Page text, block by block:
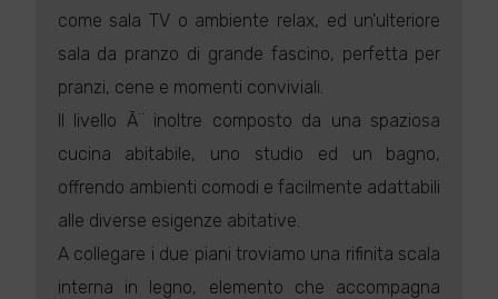
come sala TV o ambiente relax, ed un'ulteriore
sala da pranzo di grande fascino, perfetta per
pranzi, cene e momenti conviviali.
Il livello Ã¨ inoltre composto da una spaziosa
cucina abitabile, uno studio ed un bagno,
offrendo ambienti comodi e facilmente adattabili
alle diverse esigenze abitative.
A collegare i due piani troviamo una rifinita scala
interna in legno, elemento che accompagna